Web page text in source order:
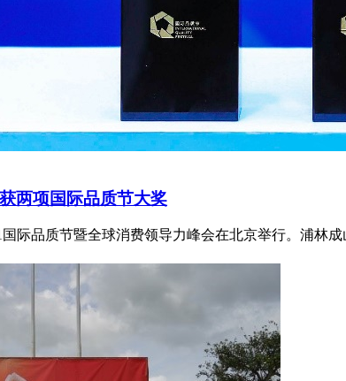
两项国际品质节大奖
际品质节暨全球消费领导力峰会在北京举行。浦林